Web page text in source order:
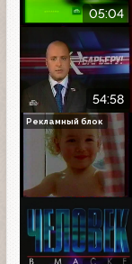
05:04
54:58
Рекламный блок